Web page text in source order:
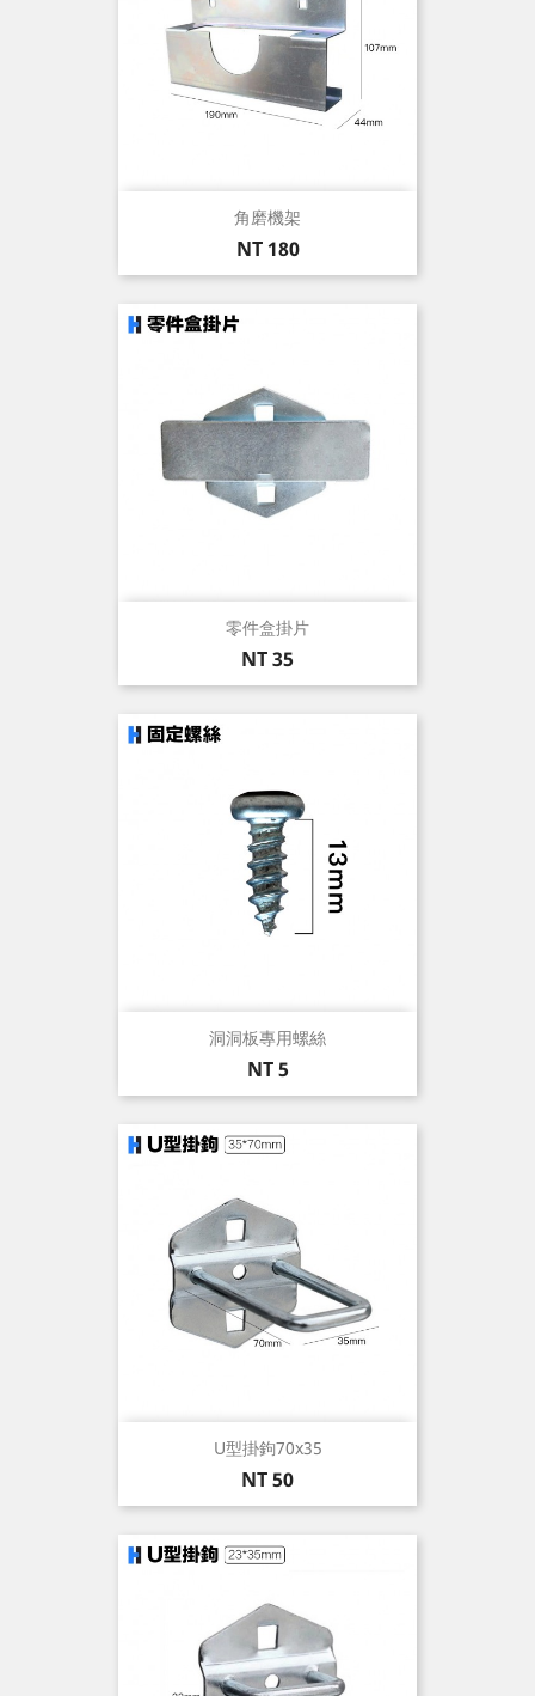
角磨機架
價
格
NT 180
零件盒掛片
價
格
NT 35
洞洞板專用螺絲
價
格
NT 5
U型掛鉤70x35
價
格
NT 50